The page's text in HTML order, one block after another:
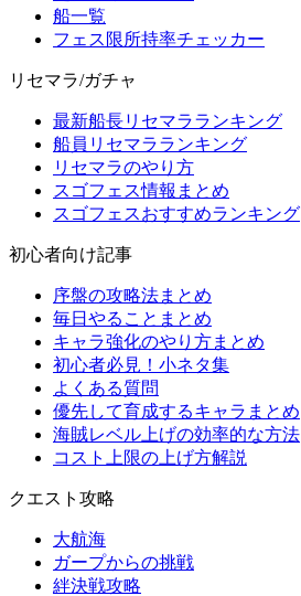
船一覧
フェス限所持率チェッカー
リセマラ/ガチャ
最新船長リセマラランキング
船員リセマラランキング
リセマラのやり方
スゴフェス情報まとめ
スゴフェスおすすめランキング
初心者向け記事
序盤の攻略法まとめ
毎日やることまとめ
キャラ強化のやり方まとめ
初心者必見！小ネタ集
よくある質問
優先して育成するキャラまとめ
海賊レベル上げの効率的な方法
コスト上限の上げ方解説
クエスト攻略
大航海
ガープからの挑戦
絆決戦攻略